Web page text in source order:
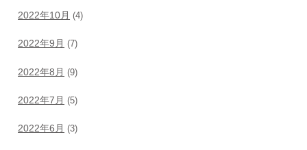
2022年10月 (4)
2022年9月 (7)
2022年8月 (9)
2022年7月 (5)
2022年6月 (3)